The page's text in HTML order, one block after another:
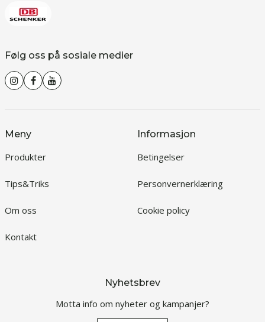
Følg oss på sosiale medier
Meny
Produkter
Tips&Triks
Om oss
Kontakt
Informasjon
Betingelser
Personvernerklæring
Cookie policy
Nyhetsbrev
Motta info om nyheter og kampanjer?